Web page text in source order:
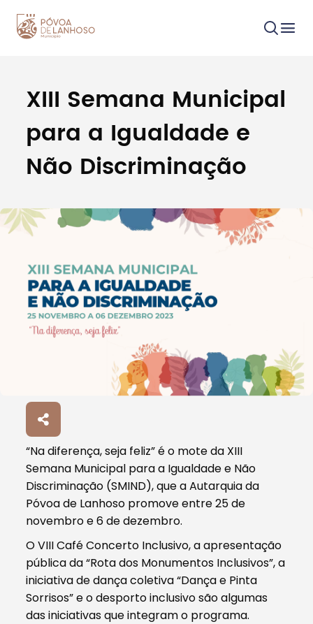
Procurar
Tipo de conteúdo
Filtros
XIII Semana Municipal
para a Igualdade e
Não Discriminação
“Na diferença, seja feliz” é o mote da XIII
Semana Municipal para a Igualdade e Não
Discriminação (SMIND), que a Autarquia da
Póvoa de Lanhoso promove entre 25 de
novembro e 6 de dezembro.
O VIII Café Concerto Inclusivo, a apresentação
pública da “Rota dos Monumentos Inclusivos”, a
iniciativa de dança coletiva “Dança e Pinta
Sorrisos” e o desporto inclusivo são algumas
das iniciativas que integram o programa.